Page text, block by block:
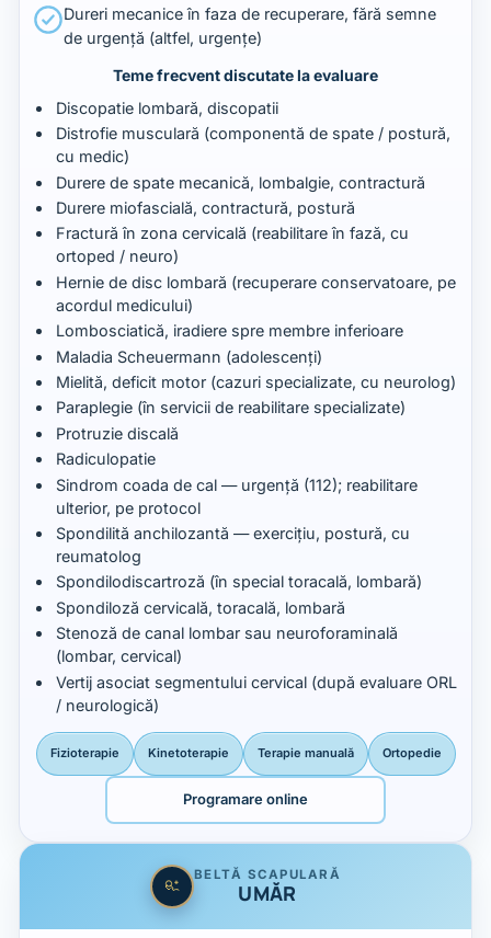
Dureri mecanice în faza de recuperare, fără semne
de urgență (altfel, urgențe)
Teme frecvent discutate la evaluare
Discopatie lombară, discopatii
Distrofie musculară (componentă de spate / postură,
cu medic)
Durere de spate mecanică, lombalgie, contractură
Durere miofascială, contractură, postură
Fractură în zona cervicală (reabilitare în fază, cu
ortoped / neuro)
Hernie de disc lombară (recuperare conservatoare, pe
acordul medicului)
Lombosciatică, iradiere spre membre inferioare
Maladia Scheuermann (adolescenți)
Mielită, deficit motor (cazuri specializate, cu neurolog)
Paraplegie (în servicii de reabilitare specializate)
Protruzie discală
Radiculopatie
Sindrom coada de cal — urgență (112); reabilitare
ulterior, pe protocol
Spondilită anchilozantă — exercițiu, postură, cu
reumatolog
Spondilodiscartroză (în special toracală, lombară)
Spondiloză cervicală, toracală, lombară
Stenoză de canal lombar sau neuroforaminală
(lombar, cervical)
Vertij asociat segmentului cervical (după evaluare ORL
/ neurologică)
Fizioterapie Kinetoterapie Terapie manuală Ortopedie
Programare online
BELTĂ SCAPULARĂ
UMĂR